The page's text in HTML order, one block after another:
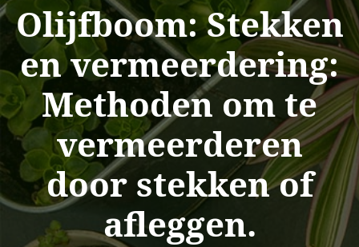
Olijfboom: Stekken
en vermeerdering:
Methoden om te
vermeerderen
door stekken of
afleggen.